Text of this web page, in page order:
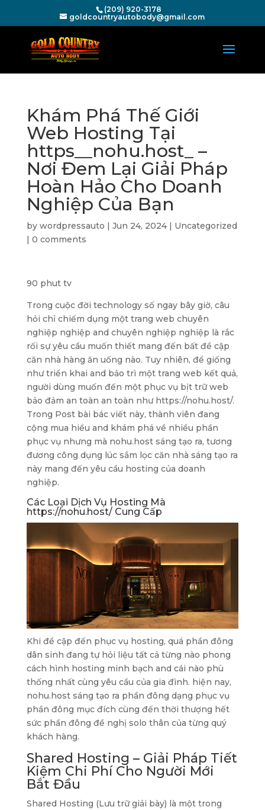
(209) 920-3178
goldcountryautobody@gmail.com
Khám Phá Thế Giới
Web Hosting Tại
https__nohu.host_ –
Nơi Đem Lại Giải Pháp
Hoàn Hảo Cho Doanh
Nghiệp Của Bạn
by wordpressauto | Jun 24, 2024| Uncategorized
| 0 comments
90 phut tv
Trong cuộc đời technology số ngay bây giờ, câu
hỏi chỉ chiếm dụng một trang web chuyên
nghiệp nghiệp and chuyên nghiệp nghiệp là rắc
rối sự yêu cầu muốn thiết mang đến bất đề cập
căn nhà hàng ăn uống nào. Tuy nhiên, để giống
như triển khai and bảo trì một trang web kết quả,
người dùng muốn đến một phục vụ bịt trữ web
bảo đảm an toàn an toàn như https://nohu.host/.
Trong Post bài bác viết này, thành viên đang
cộng mua hiểu and khám phá về nhiều phần
phục vụ nhưng mà nohu.host sáng tạo ra, tương
đương công dụng lúc sắm lọc căn nhà sáng tạo ra
này mang đến yêu cầu hosting của doanh
nghiệp.
Các Loại Dịch Vụ Hosting Mà
https://nohu.host/ Cung Cấp
Khi đề cập đến phục vụ hosting, quá phần đông
dân sinh đang tự hỏi liệu tất cả từng nào phong
cách hình hosting minh bạch and cái nào phù
thống nhất cùng yêu cầu của gia đình. hiện nay,
nohu.host sáng tạo ra phần đông dạng phục vụ
phần đông mục đích cùng đến thời thượng hết
sức phần đông đề nghị solo thân của từng quý
khách hàng.
Shared Hosting – Giải Pháp Tiết
Kiệm Chi Phí Cho Người Mới
Bắt Đầu
Shared Hosting (Lưu trữ giải bày) là một trong